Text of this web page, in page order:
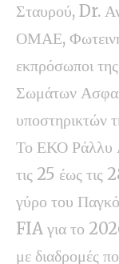
Σταυρού, Dr.
ΟΜΑΕ,
εκπρόσωποι
Σωμάτων
υποστηρικτών
Το ΕΚΟ Ράλλυ
τις 25 έως τις
γύρο του
FIA για το
με διαδρομές